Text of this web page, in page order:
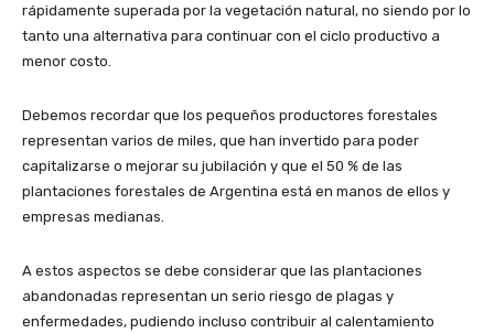
rápidamente superada por la vegetación natural, no siendo por lo
tanto una alternativa para continuar con el ciclo productivo a
menor costo.
Debemos recordar que los pequeños productores forestales
representan varios de miles, que han invertido para poder
capitalizarse o mejorar su jubilación y que el 50 % de las
plantaciones forestales de Argentina está en manos de ellos y
empresas medianas.
A estos aspectos se debe considerar que las plantaciones
abandonadas representan un serio riesgo de plagas y
enfermedades, pudiendo incluso contribuir al calentamiento